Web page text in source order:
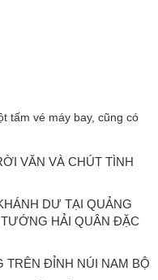
vé máy bay, cũng có
VĂN VÀ CHÚT TÌNH
DƯ TẠI QUẢNG
HẢI QUÂN ĐẶC
TRÊN ĐỈNH NÚI NAM BỘ